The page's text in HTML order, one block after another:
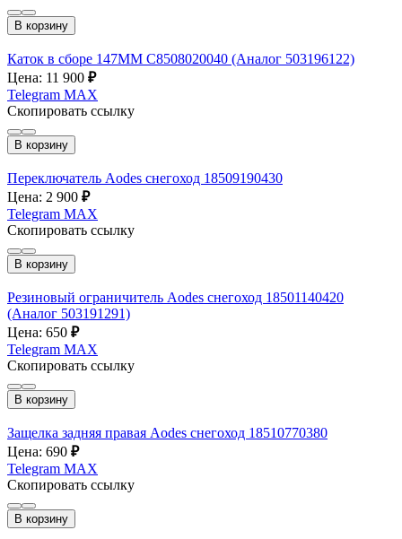
В корзину
Каток в сборе 147MM C8508020040 (Аналог 503196122)
Цена: 11 900 ₽
Telegram MAX
Скопировать ссылку
В корзину
Переключатель Aodes снегоход 18509190430
Цена: 2 900 ₽
Telegram MAX
Скопировать ссылку
В корзину
Резиновый ограничитель Aodes снегоход 18501140420
(Аналог 503191291)
Цена: 650 ₽
Telegram MAX
Скопировать ссылку
В корзину
Защелка задняя правая Aodes снегоход 18510770380
Цена: 690 ₽
Telegram MAX
Скопировать ссылку
В корзину